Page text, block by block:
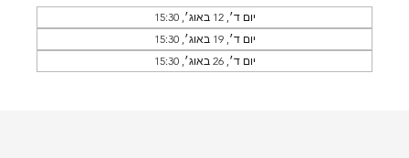
יום ד׳, 12 באוג׳, 15:30
יום ד׳, 19 באוג׳, 15:30
יום ד׳, 26 באוג׳, 15:30